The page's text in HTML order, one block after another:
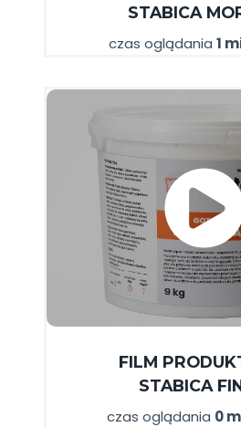
STABICA
czas oglądania 1
FILM
STABICA
czas oglądania 0